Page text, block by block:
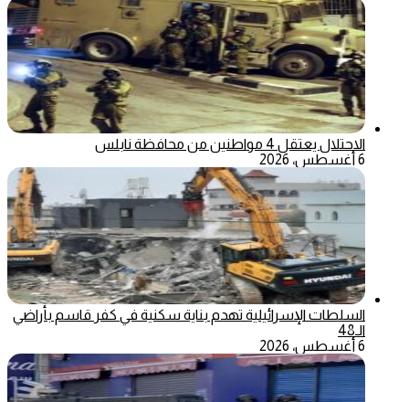
الاحتلال يعتقل 4 مواطنين من محافظة نابلس
6 أغسطس، 2026
السلطات الإسرائيلية تهدم بناية سكنية في كفر قاسم بأراضي
الـ48
6 أغسطس، 2026